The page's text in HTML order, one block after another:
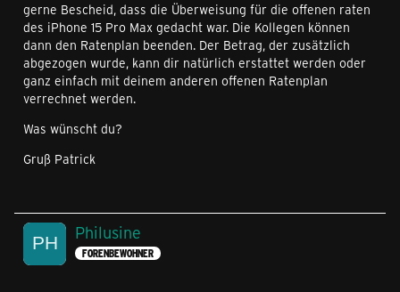
gerne Bescheid, dass die Überweisung für die offenen raten
des iPhone 15 Pro Max gedacht war. Die Kollegen können
dann den Ratenplan beenden. Der Betrag, der zusätzlich
abgezogen wurde, kann dir natürlich erstattet werden oder
ganz einfach mit deinem anderen offenen Ratenplan
verrechnet werden.
Was wünscht du?
Gruß Patrick
Philusine
FORENBEWOHNER